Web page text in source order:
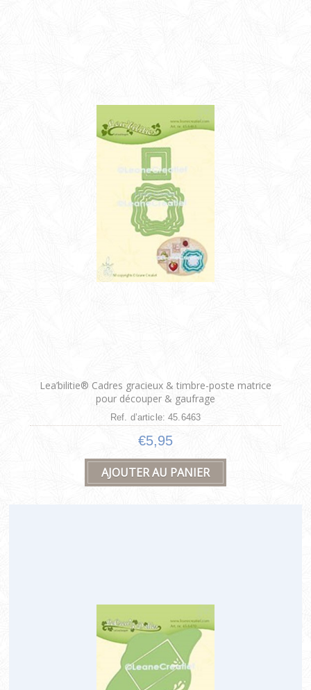
Lea’bilitie® Cadres gracieux & timbre-poste matrice
pour découper & gaufrage
Ref. d’article: 45.6463
€5,95